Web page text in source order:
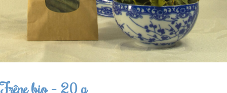
Frêne bio – 20 g